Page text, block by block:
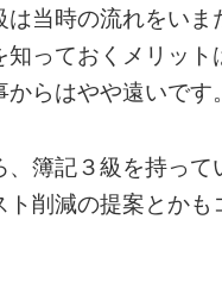
は当時の流れをい
っておくメリッ
らはやや遠いです。
簿記３級を持っ
削減の提案とか